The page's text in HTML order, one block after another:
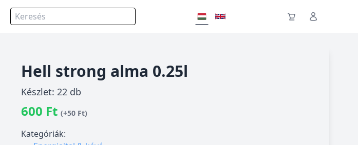
Fiók
Hell strong alma 0.25l
Készlet: 22 db
600 Ft (+50 Ft)
Kategóriák: